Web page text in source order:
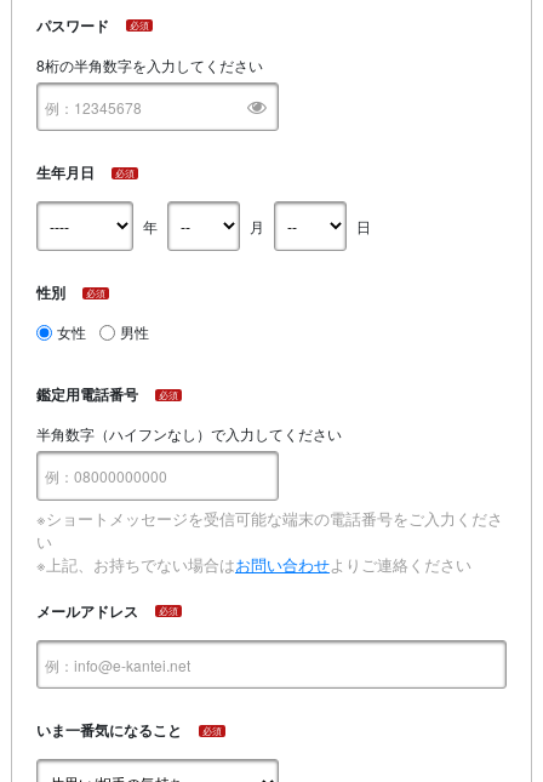
パスワード 必須
8桁の半角数字を入力してください
生年月日 必須
年 月 日
性別 必須
女性 男性
鑑定用電話番号 必須
半角数字（ハイフンなし）で入力してください
※ショートメッセージを受信可能な端末の電話番号をご入力くださ
い
※上記、お持ちでない場合はお問い合わせよりご連絡ください
メールアドレス 必須
いま一番気になること 必須